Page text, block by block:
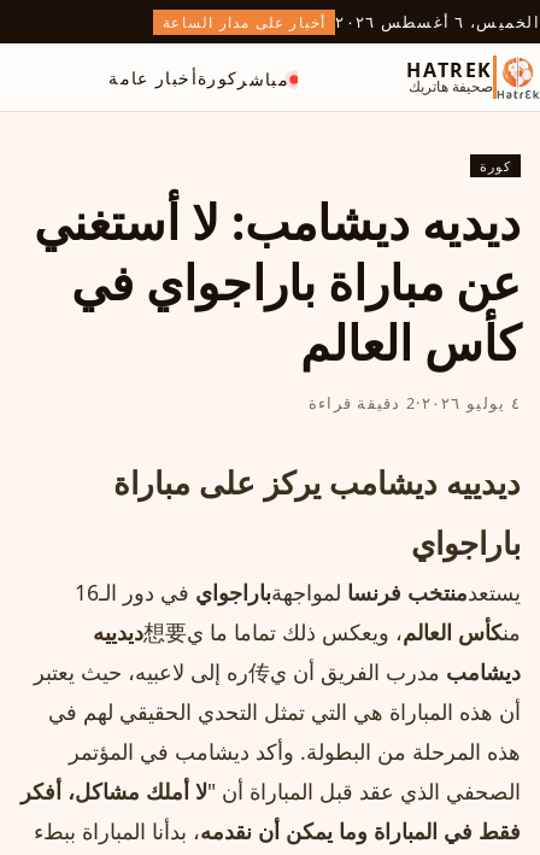
الخميس، ٦ أغسطس ٢٠٢٦ أخبار على مدار الساعة
HATREK
صحيفة هاتريك مباشر كورةأخبار عامة
كورة
ديديه ديشامب: لا أستغني
عن مباراة باراجواي في
كأس العالم
٤ يوليو ٢٠٢٦ ·2 دقيقة قراءة
ديدييه ديشامب يركز على مباراة
باراجواي
يستعدمنتخب فرنسا لمواجهةباراجواي
في دور الـ16
منكأس العالم، ويعكس ذلك تماما ما ي想要
ديدييه
ديشامب
مدرب الفريق أن ي传ره إلى لاعبيه، حيث يعتبر
أن هذه المباراة هي التي تمثل التحدي الحقيقي لهم في
هذه المرحلة من البطولة. وأكد ديشامب في المؤتمر
الصحفي الذي عقد قبل المباراة أن "لا أملك مشاكل، أفكر
فقط في المباراة وما يمكن أن نقدمه، بدأنا المباراة ببطء